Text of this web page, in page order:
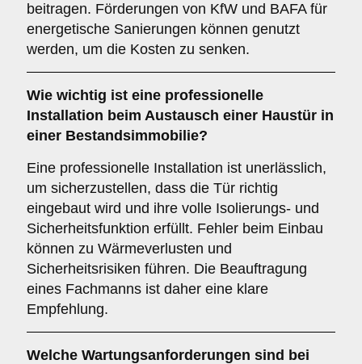
beitragen. Förderungen von KfW und BAFA für
energetische Sanierungen können genutzt
werden, um die Kosten zu senken.
Wie wichtig ist eine professionelle
Installation beim Austausch einer Haustür in
einer Bestandsimmobilie?
Eine professionelle Installation ist unerlässlich,
um sicherzustellen, dass die Tür richtig
eingebaut wird und ihre volle Isolierungs- und
Sicherheitsfunktion erfüllt. Fehler beim Einbau
können zu Wärmeverlusten und
Sicherheitsrisiken führen. Die Beauftragung
eines Fachmanns ist daher eine klare
Empfehlung.
Welche Wartungsanforderungen sind bei